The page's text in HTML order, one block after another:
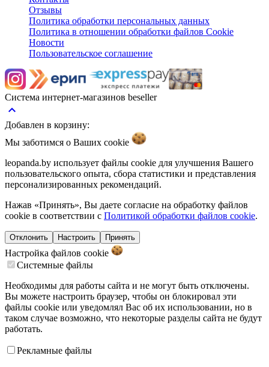
Отзывы
Политика обработки персональных данных
Политика в отношении обработки файлов Cookie
Новости
Пользовательское соглашение
Система интернет-магазинов beseller
keyboard_arrow_up
Добавлен в корзину:
Мы заботимся о Ваших cookie
leopanda.by использует файлы cookie для улучшения Вашего
пользовательского опыта, сбора статистики и представления
персонализированных рекомендаций.
Нажав «Принять», Вы даете согласие на обработку файлов
cookie в соответствии с Политикой обработки файлов cookie.
Отклонить Настроить Принять
Настройка файлов cookie
Системные файлы
Необходимы для работы сайта и не могут быть отключены.
Вы можете настроить браузер, чтобы он блокировал эти
файлы cookie или уведомлял Вас об их использовании, но в
таком случае возможно, что некоторые разделы сайта не будут
работать.
Рекламные файлы